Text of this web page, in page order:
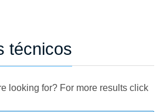
técnicos
looking for? For more results click